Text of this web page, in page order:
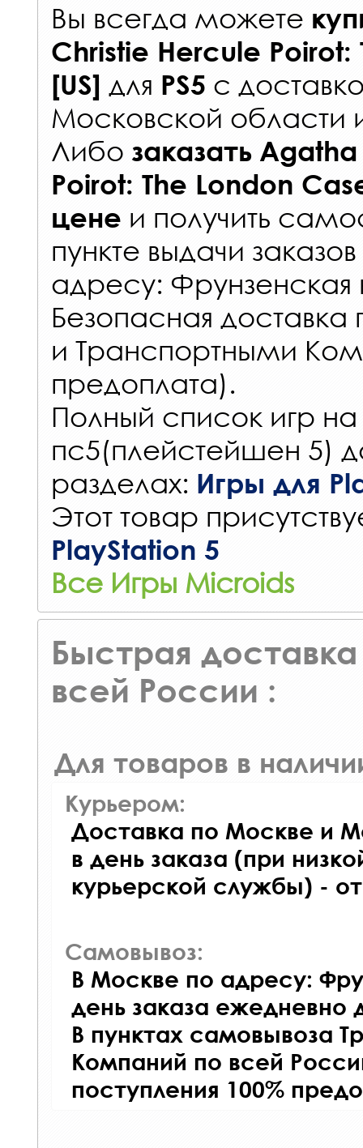
Вы всегда можете
Christie Hercule Poirot:
[US] для PS5 с
Московской области
Либо заказать Agatha
Poirot: The London
цене и получить
пункте выдачи заказов
адресу: Фрунзенская
Безопасная
и Транспортными
предоплата).
Полный список игр на
пс5(плейстейшен 5)
разделах: Игры для
Этот товар
PlayStation 5
Все Игры Microids
Быстрая доставка
всей России :
Для товаров в
Курьером:
Доставка по Москве и
в день заказа (при
курьерской службы) -
Самовывоз:
В Москве по адресу:
день заказа ежедневно
В пунктах самовывоза
Компаний по всей
поступления 100%